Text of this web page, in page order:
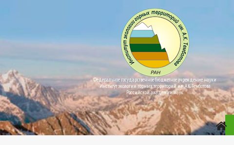
Федеральное государственное бюджетное учреждение науки
Институт экологии горных территорий им. А.К. Темботова
Российской академии наук